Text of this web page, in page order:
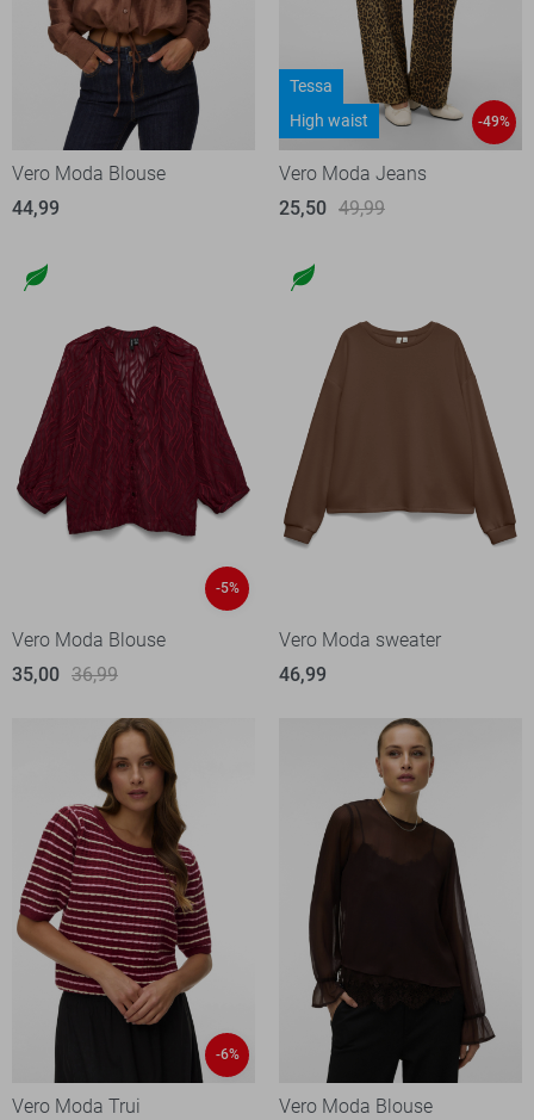
Vero Moda Blouse
44,99
Tessa
High waist
-49%
Vero Moda Jeans
25,50 49,99
-5%
Vero Moda Blouse
35,00 36,99
Vero Moda sweater
46,99
-6%
Vero Moda Trui
Vero Moda Blouse